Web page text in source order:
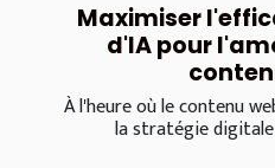
Maximiser
d'IA pour
À l'heure où le contenu
la stratégie